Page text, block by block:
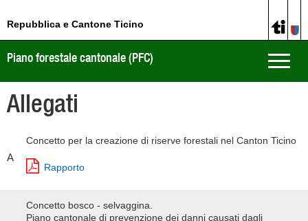
Repubblica e Cantone Ticino
Toggle
Piano forestale cantonale (PFC)
Allegati
A
Concetto per la creazione di riserve forestali nel Canton Ticino
Rapporto
Concetto bosco - selvaggina.
Piano cantonale di prevenzione dei danni causati dagli